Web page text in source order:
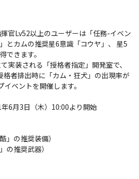
官Lv52以上のユーザーは「任務-イベン
とカムの推奨星6意識「コウヤ」、 星5
できます。
実装される「授格者指定」開発室で、
格者排出時に「カム・狂犬」の出現率が
ベントを開催します。
6月3日（木）10:00より開始
」の推奨装備）
の推奨武器）